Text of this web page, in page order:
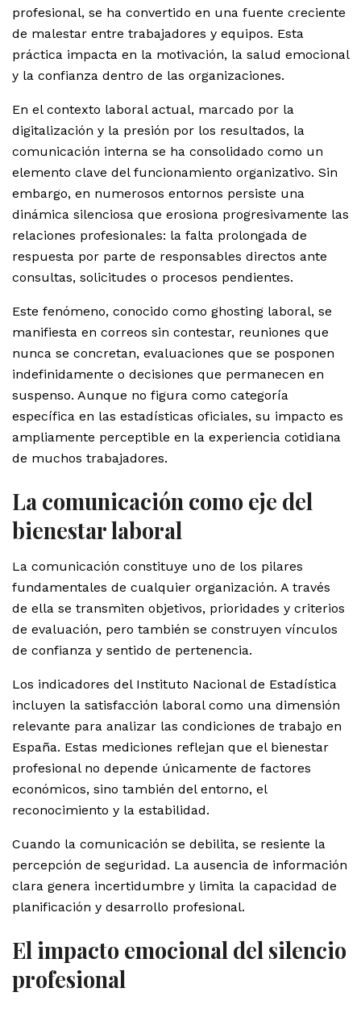
profesional, se ha convertido en una fuente creciente
de malestar entre trabajadores y equipos. Esta
práctica impacta en la motivación, la salud emocional
y la confianza dentro de las organizaciones.
En el contexto laboral actual, marcado por la
digitalización y la presión por los resultados, la
comunicación interna se ha consolidado como un
elemento clave del funcionamiento organizativo. Sin
embargo, en numerosos entornos persiste una
dinámica silenciosa que erosiona progresivamente las
relaciones profesionales: la falta prolongada de
respuesta por parte de responsables directos ante
consultas, solicitudes o procesos pendientes.
Este fenómeno, conocido como ghosting laboral, se
manifiesta en correos sin contestar, reuniones que
nunca se concretan, evaluaciones que se posponen
indefinidamente o decisiones que permanecen en
suspenso. Aunque no figura como categoría
específica en las estadísticas oficiales, su impacto es
ampliamente perceptible en la experiencia cotidiana
de muchos trabajadores.
La comunicación como eje del
bienestar laboral
La comunicación constituye uno de los pilares
fundamentales de cualquier organización. A través
de ella se transmiten objetivos, prioridades y criterios
de evaluación, pero también se construyen vínculos
de confianza y sentido de pertenencia.
Los indicadores del Instituto Nacional de Estadística
incluyen la satisfacción laboral como una dimensión
relevante para analizar las condiciones de trabajo en
España. Estas mediciones reflejan que el bienestar
profesional no depende únicamente de factores
económicos, sino también del entorno, el
reconocimiento y la estabilidad.
Cuando la comunicación se debilita, se resiente la
percepción de seguridad. La ausencia de información
clara genera incertidumbre y limita la capacidad de
planificación y desarrollo profesional.
El impacto emocional del silencio
profesional